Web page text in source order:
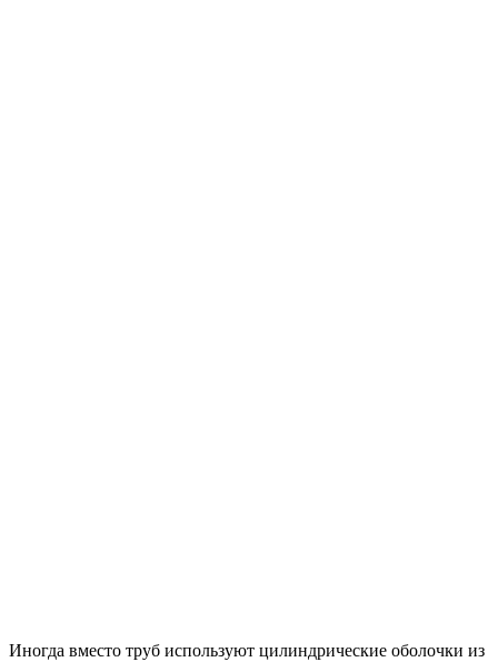
Иногда вместо труб используют цилиндрические оболочки из